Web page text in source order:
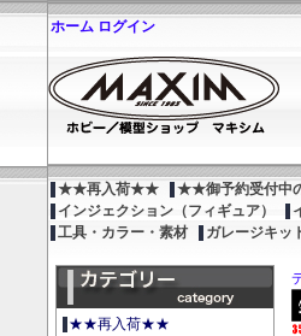
ホーム ログイン
★★再入荷★★ ★★御予約受付中
インジェクション（フィギュア）
工具・カラー・素材
ガレージキッ
★★再入荷★★